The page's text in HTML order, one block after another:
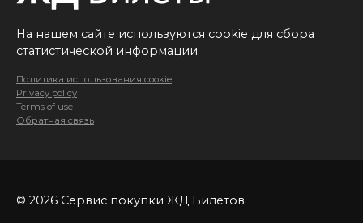
На нашем сайте используются cookie для сбора
статистической информации.
Политика использования cookie
Privacy policy
Terms of use
Обратная связь
© 2026 Сервис покупки ЖД Билетов.